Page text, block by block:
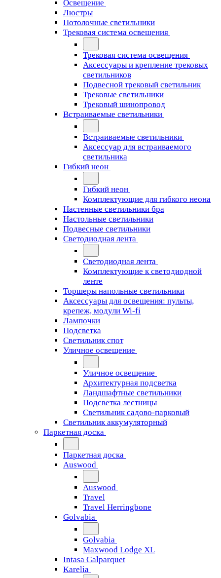
Освещение
Люстры
Потолочные светильники
Трековая система освещения
Трековая система освещения
Аксессуары и крепление трековых
светильников
Подвесной трековый светильник
Трековые светильники
Трековый шинопровод
Встраиваемые светильники
Встраиваемые светильники
Аксессуар для встраиваемого
светильника
Гибкий неон
Гибкий неон
Комплектующие для гибкого неона
Настенные светильники бра
Настольные светильники
Подвесные светильники
Светодиодная лента
Светодиодная лента
Комплектующие к светодиодной
ленте
Торшеры напольные светильники
Аксессуары для освещения: пульты,
крепеж, модули Wi-fi
Лампочки
Подсветка
Светильник спот
Уличное освещение
Уличное освещение
Архитектурная подсветка
Ландшафтные светильники
Подсветка лестницы
Светильник садово-парковый
Светильник аккумуляторный
Паркетная доска
Паркетная доска
Auswood
Auswood
Travel
Travel Herringbone
Golvabia
Golvabia
Maxwood Lodge XL
Intasa Galparquet
Karelia